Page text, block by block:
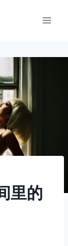
里的